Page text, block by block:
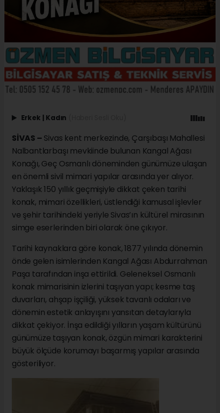
Erkek | Kadın
SİVAS – Sivas kent merkezinde, Çarşıbaşı Mahallesi
Nalbantlarbaşı mevkiinde bulunan Kangal Ağası
Konağı, Geç Osmanlı döneminden günümüze ulaşan
en önemli sivil mimari yapılar arasında yer alıyor.
Yaklaşık 150 yıllık geçmişiyle dikkat çeken tarihi
konak, mimari özellikleri, üstlendiği kamusal işlevler
ve şehir tarihindeki yeriyle Sivas’ın kültürel mirasının
simge eserlerinden biri olarak öne çıkıyor.
Tarihi kaynaklara göre konak, 1877 yılında dönemin
önde gelen isimlerinden Kangal Ağası Abdurrahman
Paşa tarafından inşa ettirildi. Geleneksel Osmanlı
konak mimarisinin izlerini taşıyan yapı; kesme taş
duvarları, ahşap işçiliği, yüksek tavanlı odaları ve
dönemin estetik anlayışını yansıtan detaylarıyla
dikkat çekiyor. İnşa edildiği yılların yaşam kültürünü
günümüze taşıyan konak, özgün mimari karakterini
büyük ölçüde korumayı başarmış yapılar arasında
gösteriliyor.